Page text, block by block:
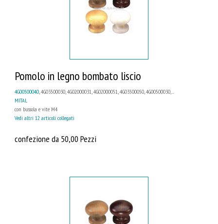
Pomolo in legno bombato liscio
4G00500040 , 4G03500030, 4G02000031, 4G02000051, 4G03500050, 4G00500030, ...
MITAL
con bussola e vite M4
Vedi altri 12 articoli collegati
confezione da 50,00 Pezzi